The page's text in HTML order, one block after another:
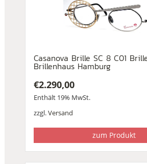
Casanova Brille SC 8 C01
Brillenhaus Hamburg
€2.290,00
Enthält 19% MwSt.
zzgl.Versand
zum Produkt